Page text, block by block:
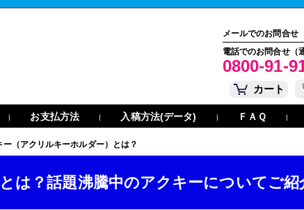
メールでのお問合せ
電話でのお問合せ（
0800-91-
カート
| お支払方法 | 入稿方法(データ) | ＦＡＱ |
ー（アクリルキーホルダー）とは？
は？話題沸騰中のアクキーについてご紹